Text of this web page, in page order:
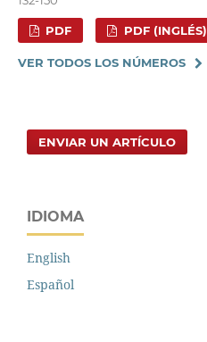
PDF PDF (INGLÉS)
VER TODOS LOS NÚMEROS
ENVIAR UN ARTÍCULO
IDIOMA
English
Español